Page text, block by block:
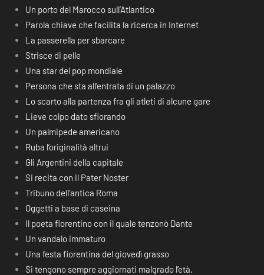
Un porto del Marocco sull’Atlantico
Parola chiave che facilita la ricerca in Internet
La passerella per sbarcare
Strisce di pelle
Una star del pop mondiale
Persona che sta all’entrata di un palazzo
Lo scarto alla partenza fra gli atleti di alcune gare
Lieve colpo dato sfiorando
Un palmipede americano
Ruba l’originalità altrui
Gli Argentini della capitale
Si recita con il Pater Noster
Tribuno dell’antica Roma
Oggetti a base di caseina
Il poeta fiorentino con il quale tenzonò Dante
Un vandalo immaturo
Una festa fiorentina del giovedì grasso
Si tengono sempre aggiornati malgrado l’età.